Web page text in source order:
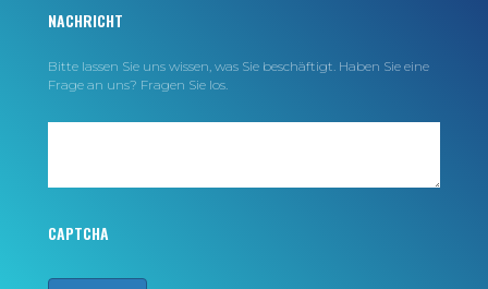
NACHRICHT
Bitte lassen Sie uns wissen, was Sie beschäftigt. Haben Sie eine
Frage an uns? Fragen Sie los.
CAPTCHA